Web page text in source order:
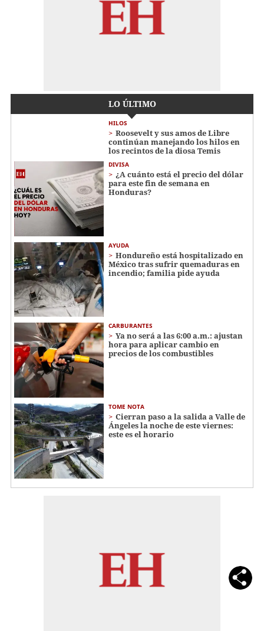
LO ÚLTIMO
HILOS
Roosevelt y sus amos de Libre
continúan manejando los hilos en
los recintos de la diosa Temis
DIVISA
¿A cuánto está el precio del dólar
para este fin de semana en
Honduras?
AYUDA
Hondureño está hospitalizado en
México tras sufrir quemaduras en
incendio; familia pide ayuda
CARBURANTES
Ya no será a las 6:00 a.m.: ajustan
hora para aplicar cambio en
precios de los combustibles
TOME NOTA
Cierran paso a la salida a Valle de
Ángeles la noche de este viernes:
este es el horario